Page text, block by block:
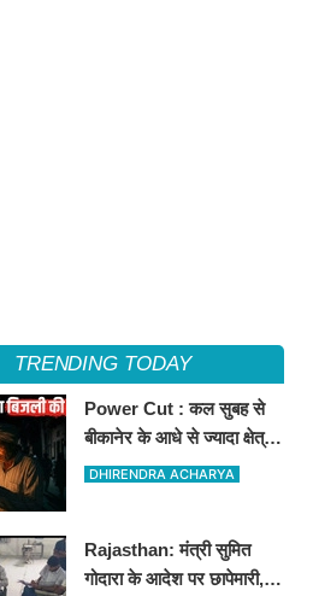
TRENDING TODAY
Power Cut : कल सुबह से
बीकानेर के आधे से ज्यादा क्षेत्रों
में 4 घंटों के लिए बिजली रहेगी
DHIRENDRA ACHARYA
Rajasthan: मंत्री सुमित
गोदारा के आदेश पर छापेमारी,